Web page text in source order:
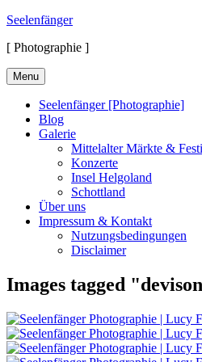
Skip
content
Seelenfänger
[ Photographie ]
Menu
Seelenfänger [Photographie]
Blog
Galerie
Mittelalter Märkte &
Konzerte
Insel Helgoland
Schottland
Über uns
Impressum & Kontakt
Nutzungsbedingungen
Disclaimer
Images tagged